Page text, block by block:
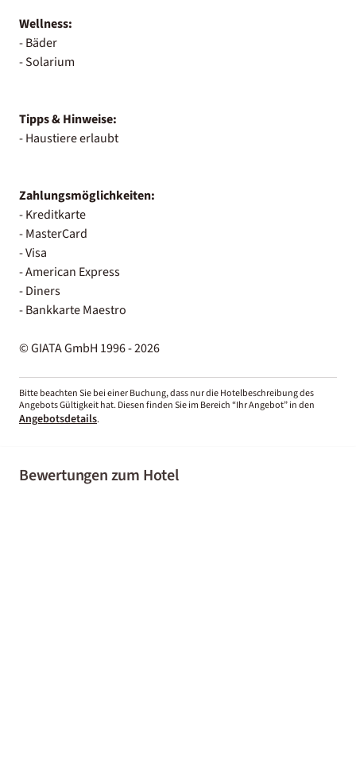
Wellness:
- Bäder
- Solarium
Tipps & Hinweise:
- Haustiere erlaubt
Zahlungsmöglichkeiten:
- Kreditkarte
- MasterCard
- Visa
- American Express
- Diners
- Bankkarte Maestro
© GIATA GmbH 1996 - 2026
Bitte beachten Sie bei einer Buchung, dass nur die Hotelbeschreibung des
Angebots Gültigkeit hat. Diesen finden Sie im Bereich “Ihr Angebot” in den
Angebotsdetails.
Bewertungen zum Hotel